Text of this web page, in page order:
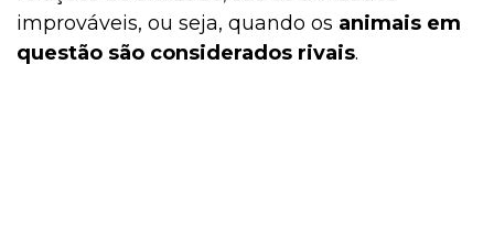
improváveis, ou seja, quando os animais em
questão são considerados rivais.